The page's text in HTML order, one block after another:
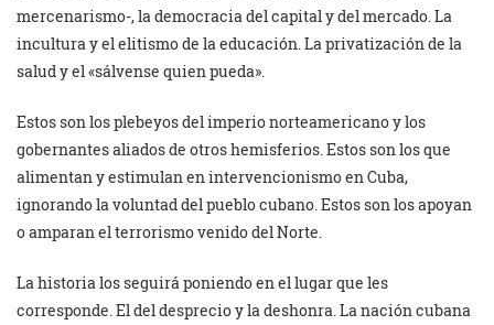
mercenarismo-, la democracia del capital y del mercado. La
incultura y el elitismo de la educación. La privatización de la
salud y el «sálvense quien pueda».
Estos son los plebeyos del imperio norteamericano y los
gobernantes aliados de otros hemisferios. Estos son los que
alimentan y estimulan en intervencionismo en Cuba,
ignorando la voluntad del pueblo cubano. Estos son los apoyan
o amparan el terrorismo venido del Norte.
La historia los seguirá poniendo en el lugar que les
corresponde. El del desprecio y la deshonra. La nación cubana